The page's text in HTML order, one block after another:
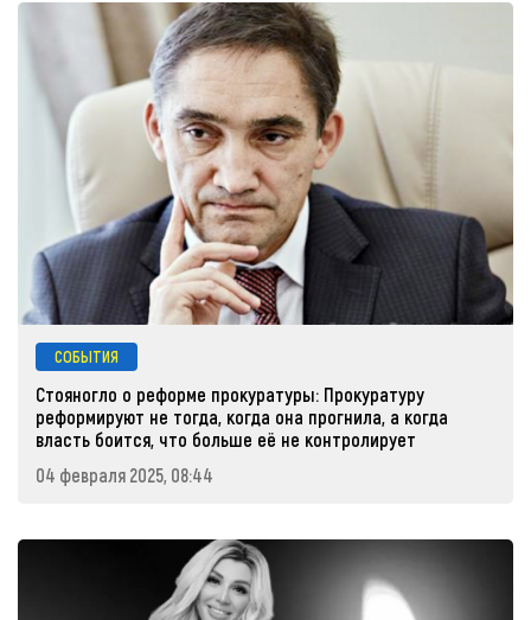
СОБЫТИЯ
Стояногло о реформе прокуратуры: Прокуратуру
реформируют не тогда, когда она прогнила, а когда
власть боится, что больше её не контролирует
04 февраля 2025, 08:44